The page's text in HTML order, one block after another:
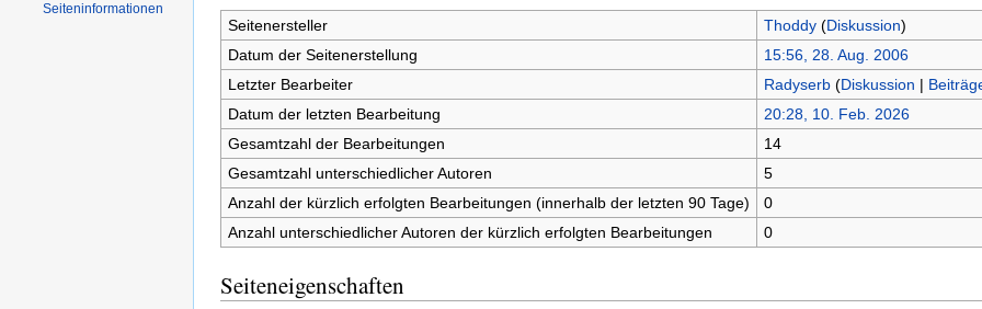
Seitenersteller Thoddy (Diskussion)
Datum der Seitenerstellung
15:56, 28. Aug. 2006
Letzter Bearbeiter
Radyserb (Diskussion |
Datum der letzten Bearbeitung
20:28, 10. Feb. 2026
Gesamtzahl der Bearbeitungen
14
Gesamtzahl unterschiedlicher Autoren
5
Anzahl der kürzlich erfolgten Bearbeitungen (innerhalb der letzten 90 Tage)
0
Anzahl unterschiedlicher Autoren der kürzlich erfolgten Bearbeitungen
0
Seiteneigenschaften
Seiten­informationen